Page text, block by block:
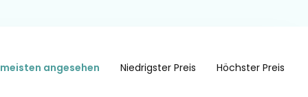
angesehen Niedrigster Preis Höchster Preis